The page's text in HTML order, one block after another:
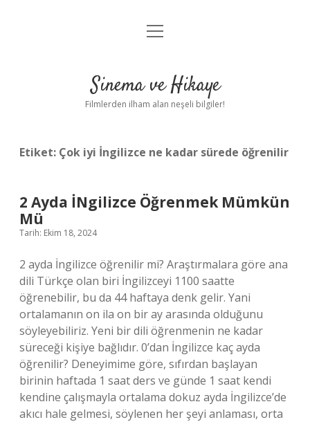
Gizlilik Politikası
Yasal Uyarı
menüyü
Sinema ve Hikaye
Filmlerden ilham alan neşeli bilgiler!
Etiket: Çok iyi İngilizce ne kadar sürede öğrenilir
2 Ayda İNgilizce Öğrenmek Mümkün
Mü
Tarih: Ekim 18, 2024
2 ayda İngilizce öğrenilir mi? Araştırmalara göre ana
dili Türkçe olan biri İngilizceyi 1100 saatte
öğrenebilir, bu da 44 haftaya denk gelir. Yani
ortalamanın on ila on bir ay arasında olduğunu
söyleyebiliriz. Yeni bir dili öğrenmenin ne kadar
süreceği kişiye bağlıdır. 0’dan İngilizce kaç ayda
öğrenilir? Deneyimime göre, sıfırdan başlayan
birinin haftada 1 saat ders ve günde 1 saat kendi
kendine çalışmayla ortalama dokuz ayda İngilizce’de
akıcı hale gelmesi, söylenen her şeyi anlaması, orta